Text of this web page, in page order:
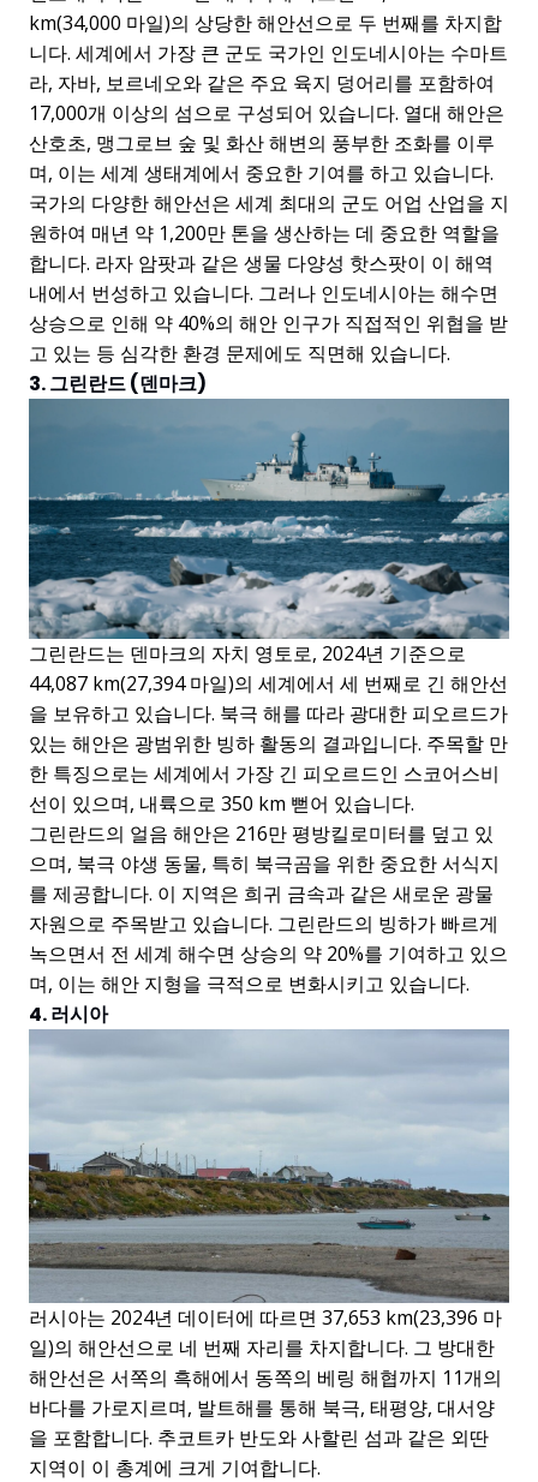
km(34,000 마일)의 상당한 해안선으로 두 번째를 차지합
니다. 세계에서 가장 큰 군도 국가인 인도네시아는 수마트
라, 자바, 보르네오와 같은 주요 육지 덩어리를 포함하여
17,000개 이상의 섬으로 구성되어 있습니다. 열대 해안은
산호초, 맹그로브 숲 및 화산 해변의 풍부한 조화를 이루
며, 이는 세계 생태계에서 중요한 기여를 하고 있습니다.
국가의 다양한 해안선은 세계 최대의 군도 어업 산업을 지
원하여 매년 약 1,200만 톤을 생산하는 데 중요한 역할을
합니다. 라자 암팟과 같은 생물 다양성 핫스팟이 이 해역
내에서 번성하고 있습니다. 그러나 인도네시아는 해수면
상승으로 인해 약 40%의 해안 인구가 직접적인 위협을 받
고 있는 등 심각한 환경 문제에도 직면해 있습니다.
3. 그린란드 (덴마크)
그린란드는 덴마크의 자치 영토로, 2024년 기준으로
44,087 km(27,394 마일)의 세계에서 세 번째로 긴 해안선
을 보유하고 있습니다. 북극 해를 따라 광대한 피오르드가
있는 해안은 광범위한 빙하 활동의 결과입니다. 주목할 만
한 특징으로는 세계에서 가장 긴 피오르드인 스코어스비
선이 있으며, 내륙으로 350 km 뻗어 있습니다.
그린란드의 얼음 해안은 216만 평방킬로미터를 덮고 있
으며, 북극 야생 동물, 특히 북극곰을 위한 중요한 서식지
를 제공합니다. 이 지역은 희귀 금속과 같은 새로운 광물
자원으로 주목받고 있습니다. 그린란드의 빙하가 빠르게
녹으면서 전 세계 해수면 상승의 약 20%를 기여하고 있으
며, 이는 해안 지형을 극적으로 변화시키고 있습니다.
4. 러시아
러시아는 2024년 데이터에 따르면 37,653 km(23,396 마
일)의 해안선으로 네 번째 자리를 차지합니다. 그 방대한
해안선은 서쪽의 흑해에서 동쪽의 베링 해협까지 11개의
바다를 가로지르며, 발트해를 통해 북극, 태평양, 대서양
을 포함합니다. 추코트카 반도와 사할린 섬과 같은 외딴
지역이 이 총계에 크게 기여합니다.